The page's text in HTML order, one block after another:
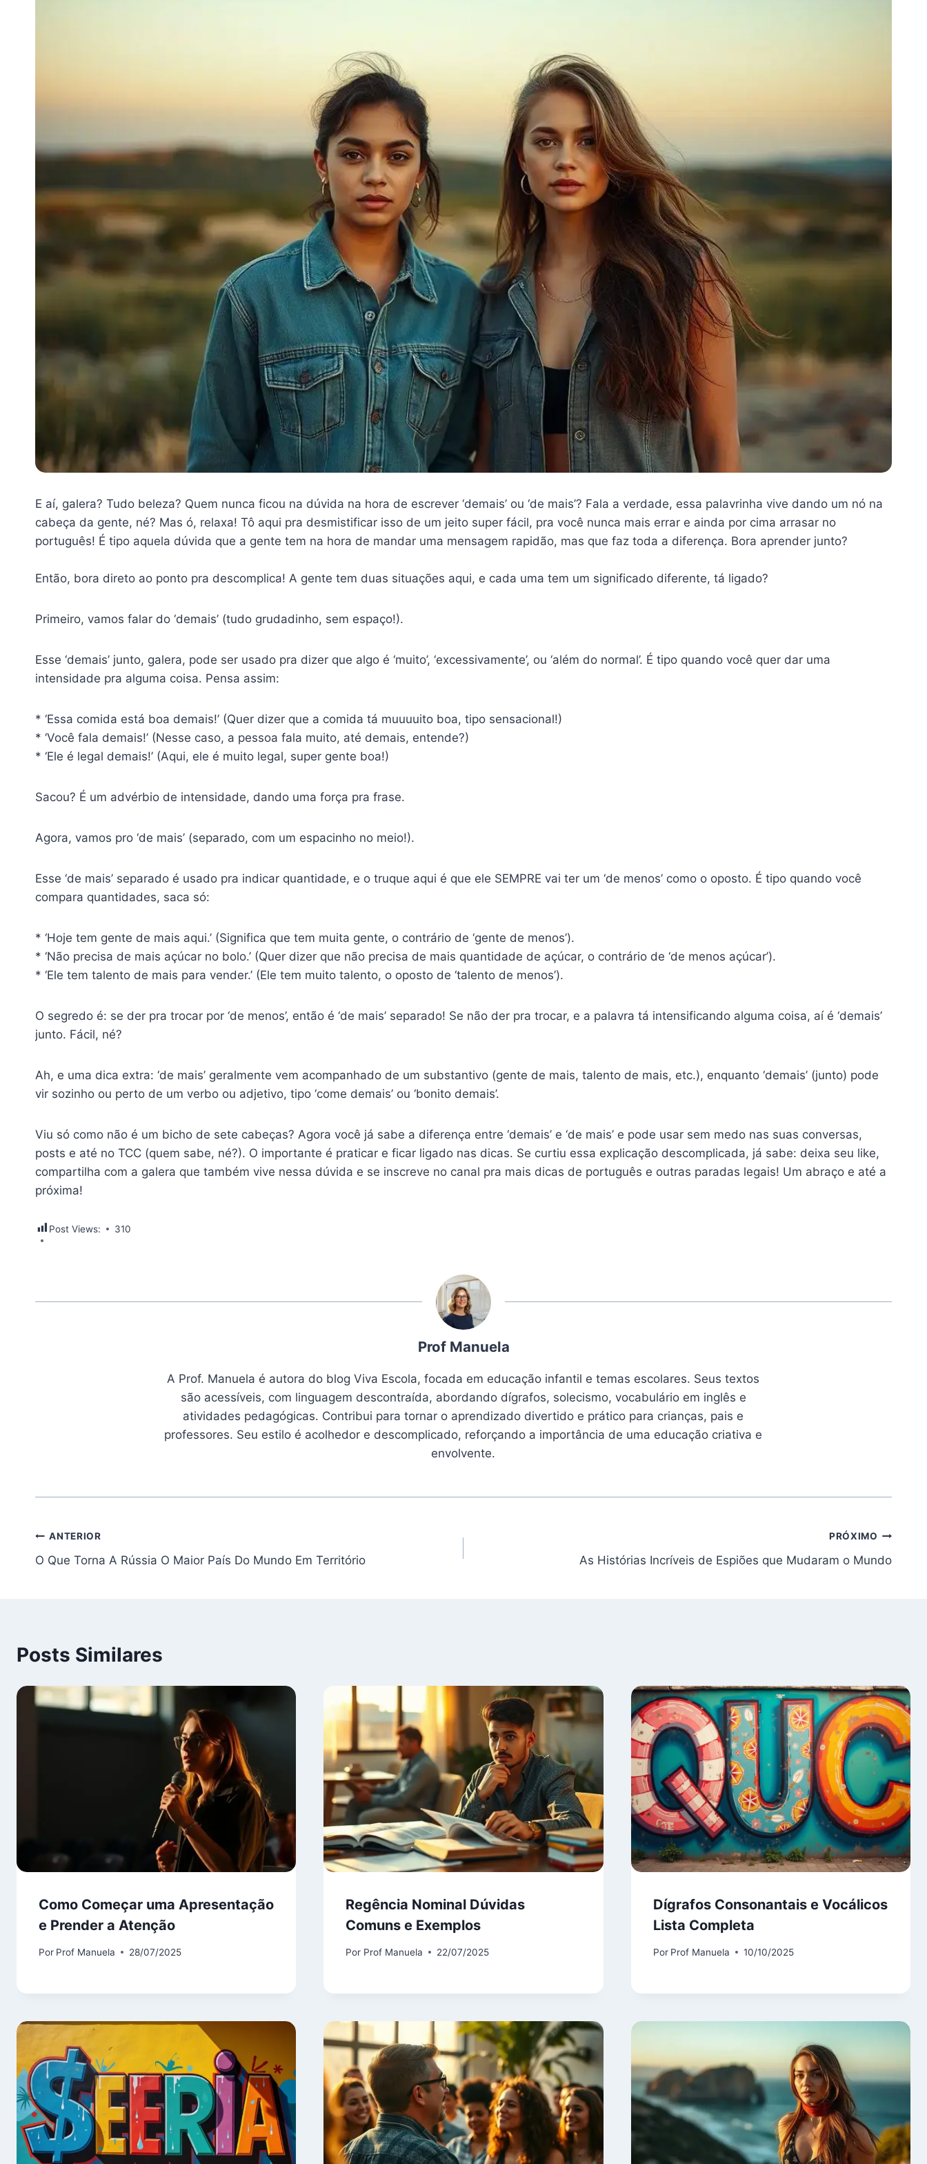
E aí, galera? Tudo beleza? Quem nunca ficou na dúvida na hora de escrever ‘demais’ ou ‘de mais’? Fala a verdade, essa palavrinha vive dando um nó na
cabeça da gente, né? Mas ó, relaxa! Tô aqui pra desmistificar isso de um jeito super fácil, pra você nunca mais errar e ainda por cima arrasar no
português! É tipo aquela dúvida que a gente tem na hora de mandar uma mensagem rapidão, mas que faz toda a diferença. Bora aprender junto?
Então, bora direto ao ponto pra descomplica! A gente tem duas situações aqui, e cada uma tem um significado diferente, tá ligado?
Primeiro, vamos falar do ‘demais’ (tudo grudadinho, sem espaço!).
Esse ‘demais’ junto, galera, pode ser usado pra dizer que algo é ‘muito’, ‘excessivamente’, ou ‘além do normal’. É tipo quando você quer dar uma
intensidade pra alguma coisa. Pensa assim:
* ‘Essa comida está boa demais!’ (Quer dizer que a comida tá muuuuito boa, tipo sensacional!)
* ‘Você fala demais!’ (Nesse caso, a pessoa fala muito, até demais, entende?)
* ‘Ele é legal demais!’ (Aqui, ele é muito legal, super gente boa!)
Sacou? É um advérbio de intensidade, dando uma força pra frase.
Agora, vamos pro ‘de mais’ (separado, com um espacinho no meio!).
Esse ‘de mais’ separado é usado pra indicar quantidade, e o truque aqui é que ele SEMPRE vai ter um ‘de menos’ como o oposto. É tipo quando você
compara quantidades, saca só:
* ‘Hoje tem gente de mais aqui.’ (Significa que tem muita gente, o contrário de ‘gente de menos’).
* ‘Não precisa de mais açúcar no bolo.’ (Quer dizer que não precisa de mais quantidade de açúcar, o contrário de ‘de menos açúcar’).
* ‘Ele tem talento de mais para vender.’ (Ele tem muito talento, o oposto de ‘talento de menos’).
O segredo é: se der pra trocar por ‘de menos’, então é ‘de mais’ separado! Se não der pra trocar, e a palavra tá intensificando alguma coisa, aí é ‘demais’
junto. Fácil, né?
Ah, e uma dica extra: ‘de mais’ geralmente vem acompanhado de um substantivo (gente de mais, talento de mais, etc.), enquanto ‘demais’ (junto) pode
vir sozinho ou perto de um verbo ou adjetivo, tipo ‘come demais’ ou ‘bonito demais’.
Viu só como não é um bicho de sete cabeças? Agora você já sabe a diferença entre ‘demais’ e ‘de mais’ e pode usar sem medo nas suas conversas,
posts e até no TCC (quem sabe, né?). O importante é praticar e ficar ligado nas dicas. Se curtiu essa explicação descomplicada, já sabe: deixa seu like,
compartilha com a galera que também vive nessa dúvida e se inscreve no canal pra mais dicas de português e outras paradas legais! Um abraço e até a
próxima!
Post Views: 310
Prof Manuela
A Prof. Manuela é autora do blog Viva Escola, focada em educação infantil e temas escolares. Seus textos
são acessíveis, com linguagem descontraída, abordando dígrafos, solecismo, vocabulário em inglês e
atividades pedagógicas. Contribui para tornar o aprendizado divertido e prático para crianças, pais e
professores. Seu estilo é acolhedor e descomplicado, reforçando a importância de uma educação criativa e
envolvente.
Navegação
de
ANTERIOR
O Que Torna A Rússia O Maior País Do Mundo Em Território
PRÓXIMO
As Histórias Incríveis de Espiões que Mudaram o Mundo
Posts Similares
Como Começar uma Apresentação
e Prender a Atenção
Por Prof Manuela 28/07/2025
Regência Nominal Dúvidas
Comuns e Exemplos
Por Prof Manuela 22/07/2025
Dígrafos Consonantais e Vocálicos
Lista Completa
Por Prof Manuela 10/10/2025